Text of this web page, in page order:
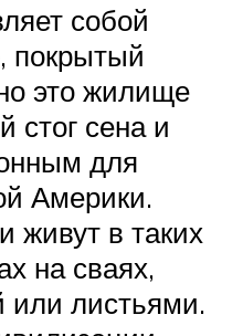
собой
покрытый
это жилище
стог сена и
для
Америки.
живут в таких
на сваях,
или листьями.